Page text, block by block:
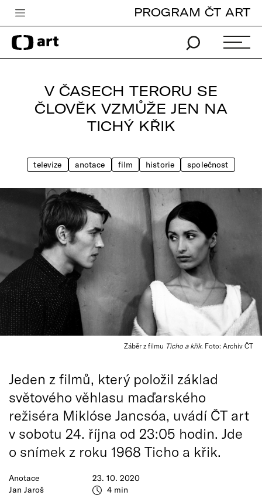
Česká televize
Zpravodajství
iVysílání
PROGRAM ČT ART
V ČASECH TERORU SE
ČLOVĚK VZMŮŽE JEN NA
TICHÝ KŘIK
televize anotace film historie společnost
Záběr z filmu Ticho a křik. Foto: Archiv ČT
Anotace
Jan Jaroš
23. 10. 2020
4 min
Jeden z filmů, který položil základ
světového věhlasu maďarského
režiséra Miklóse Jancsóa, uvádí ČT art
v sobotu 24. října od 23:05 hodin. Jde
o snímek z roku 1968 Ticho a křik.